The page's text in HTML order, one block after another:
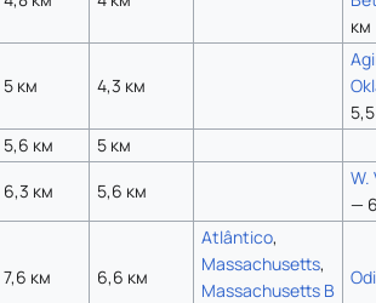
км
5 км 4,3 км
5,6 км
5 км
6,3 км 5,6 км
W.
—
7,6 км 6,6 км
Atlântico,
Massachusetts,
Massachusetts B